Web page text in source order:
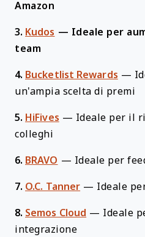
Amazon
3. Kudos — Ideale per
team
4. Bucketlist Rewards —
un'ampia scelta di premi
5. HiFives — Ideale per il
colleghi
6. BRAVO — Ideale per
7. O.C. Tanner — Ideale
8. Semos Cloud — Ideale
integrazione